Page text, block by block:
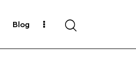
Blog Search